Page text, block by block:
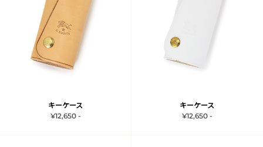
キーケース
¥12,650 -
キーケース
¥12,650 -